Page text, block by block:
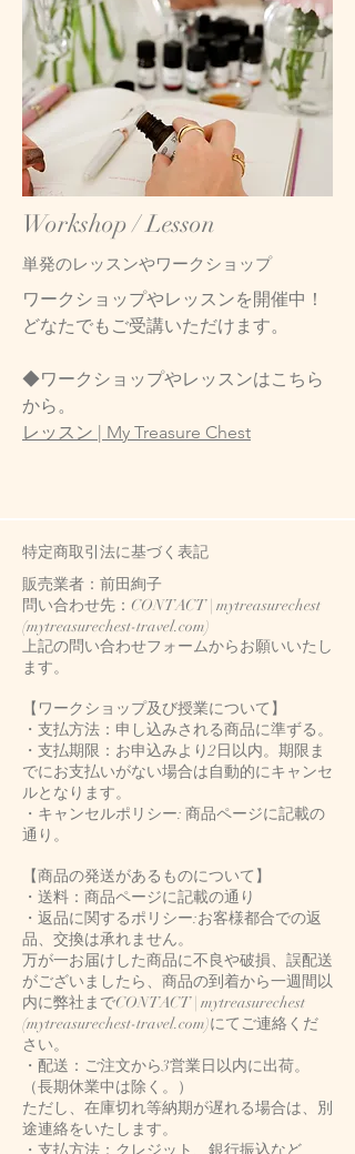
Workshop / Lesson
単発のレッスンやワークショップ
ワークショップやレッスンを開催中！
どなたでもご受講いただけます。
◆ワークショップやレッスンはこちら
から。
レッスン | My Treasure Chest
特定商取引法に基づく表記
販売業者：前田絢子
問い合わせ先：CONTACT | mytreasurechest
(mytreasurechest-travel.com)
上記の問い合わせフォームからお願いいたし
ます。
【ワークショップ及び授業について】
・支払方法：申し込みされる商品に準ずる。
・支払期限：お申込みより2日以内。期限ま
でにお支払いがない場合は自動的にキャンセ
ルとなります。
・キャンセルポリシー: 商品ページに記載の
通り。
【商品の発送があるものについて】
・送料：商品ページに記載の通り
・返品に関するポリシー:お客様都合での返
品、交換は承れません。
万が一お届けした商品に不良や破損、誤配送
がございましたら、商品の到着から一週間以
内に弊社までCONTACT | mytreasurechest
(mytreasurechest-travel.com)にてご連絡くだ
さい。
・配送：ご注文から3営業日以内に出荷。
（長期休業中は除く。）
ただし、在庫切れ等納期が遅れる場合は、別
途連絡をいたします。
・支払方法：クレジット、銀行振込など